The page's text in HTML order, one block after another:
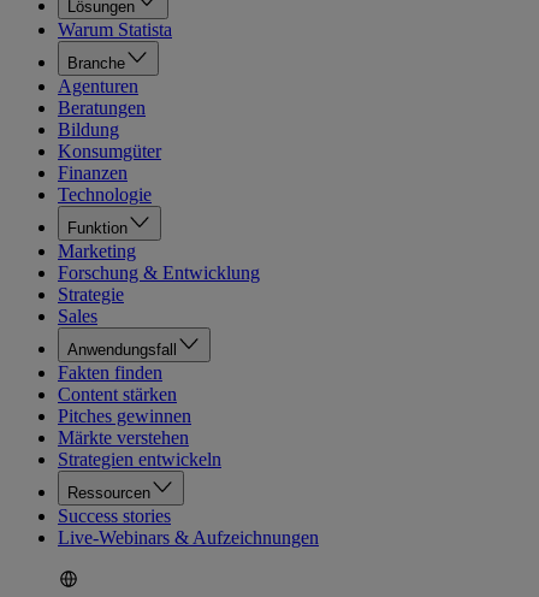
Lösungen
Warum Statista
Branche
Agenturen
Beratungen
Bildung
Konsumgüter
Finanzen
Technologie
Funktion
Marketing
Forschung & Entwicklung
Strategie
Sales
Anwendungsfall
Fakten finden
Content stärken
Pitches gewinnen
Märkte verstehen
Strategien entwickeln
Ressourcen
Success stories
Live-Webinars & Aufzeichnungen